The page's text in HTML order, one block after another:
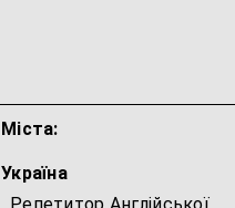
Міста:
Україна